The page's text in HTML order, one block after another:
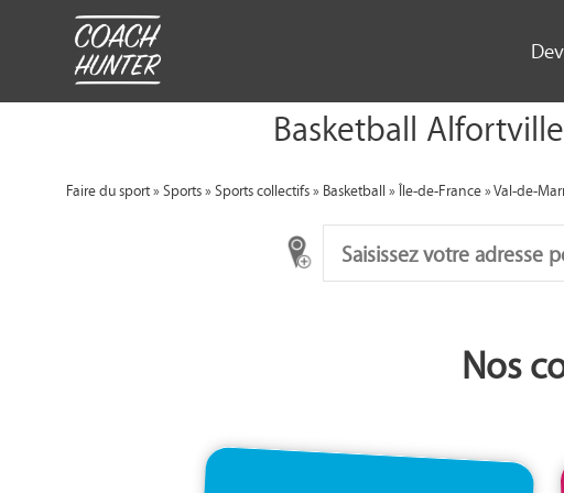
Basketball
Faire du sport»Sports»Sports collectifs»Basketball»Île-de-France»Val-de-
Nos